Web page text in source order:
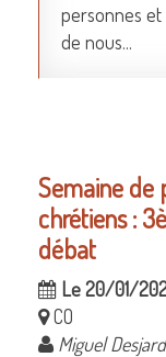
personnes et
de nous...
Semaine de
chrétiens :
débat
Le 20/01/
CO
Miguel